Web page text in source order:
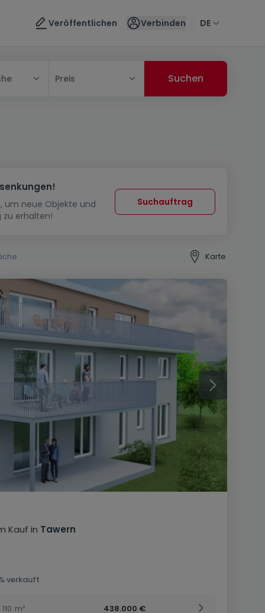
Veröffentlichen Verbinden DE
Preis
um neue Objekte und
zu erhalten!
Suchauftrag
Karte
Kauf in Tawern
verkauft
110 m² 438.000 €